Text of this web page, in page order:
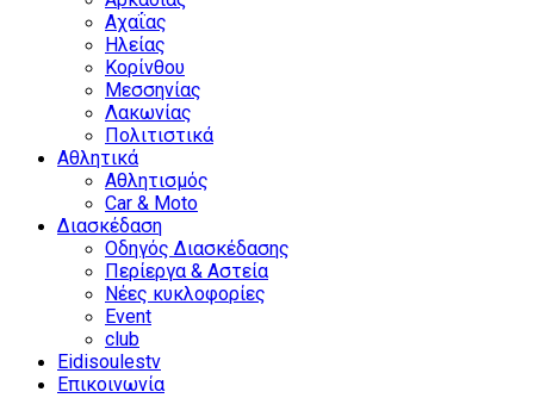
Αχαΐας
Ηλείας
Κορίνθου
Μεσσηνίας
Λακωνίας
Πολιτιστικά
Αθλητικά
Αθλητισμός
Car & Moto
Διασκέδαση
Οδηγός Διασκέδασης
Περίεργα & Αστεία
Νέες κυκλοφορίες
Event
club
Eidisoulestv
Επικοινωνία